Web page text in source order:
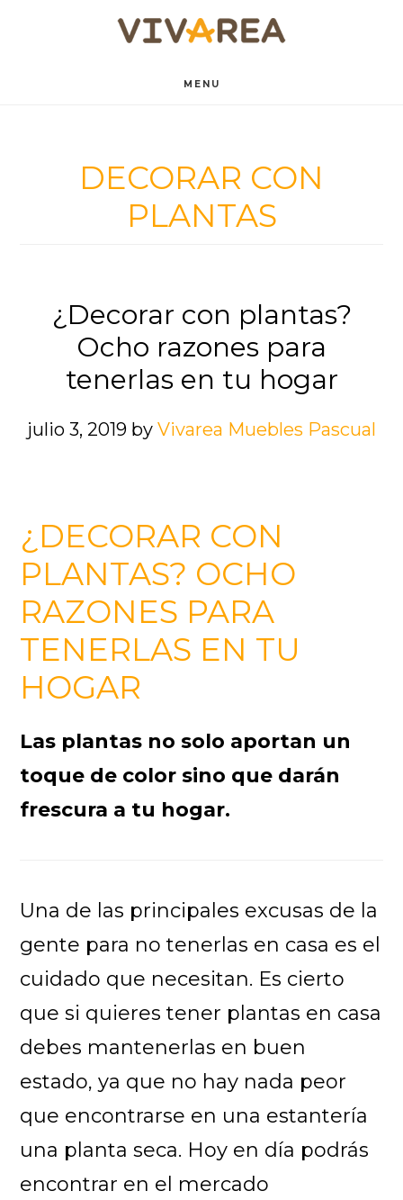
MENU
DECORAR CON
PLANTAS
¿Decorar con plantas?
Ocho razones para
tenerlas en tu hogar
julio 3, 2019 by Vivarea Muebles Pascual
¿DECORAR CON
PLANTAS? OCHO
RAZONES PARA
TENERLAS EN TU
HOGAR
Las plantas no solo aportan un
toque de color sino que darán
frescura a tu hogar.
Una de las principales excusas de la
gente para no tenerlas en casa es el
cuidado que necesitan. Es cierto
que si quieres tener plantas en casa
debes mantenerlas en buen
estado, ya que no hay nada peor
que encontrarse en una estantería
una planta seca. Hoy en día podrás
encontrar en el mercado